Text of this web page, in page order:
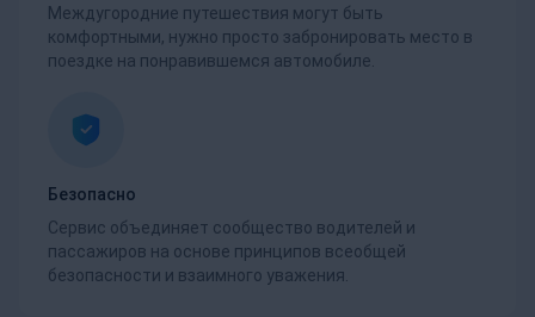
Междугородние путешествия могут быть
комфортными, нужно просто забронировать место в
поездке на понравившемся автомобиле.
Безопасно
Сервис объединяет сообщество водителей и
пассажиров на основе принципов всеобщей
безопасности и взаимного уважения.